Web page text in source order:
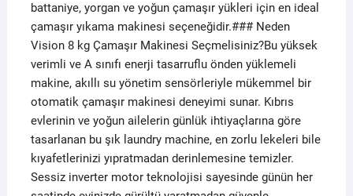
battaniye, yorgan ve yoğun çamaşır yükleri için en ideal
çamaşır yıkama makinesi seçeneğidir.### Neden
Vision 8 kg Çamaşır Makinesi Seçmelisiniz?Bu yüksek
verimli ve A sınıfı enerji tasarruflu önden yüklemeli
makine, akıllı su yönetim sensörleriyle mükemmel bir
otomatik çamaşır makinesi deneyimi sunar. Kıbrıs
evlerinin ve yoğun ailelerin günlük ihtiyaçlarına göre
tasarlanan bu şık laundry machine, en zorlu lekeleri bile
kıyafetlerinizi yıpratmadan derinlemesine temizler.
Sessiz inverter motor teknolojisi sayesinde günün her